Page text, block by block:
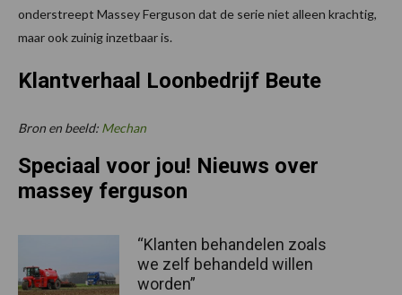
onderstreept Massey Ferguson dat de serie niet alleen krachtig,
maar ook zuinig inzetbaar is.
Klantverhaal Loonbedrijf Beute
Bron en beeld: Mechan
Speciaal voor jou! Nieuws over
massey ferguson
“Klanten behandelen zoals
we zelf behandeld willen
worden”